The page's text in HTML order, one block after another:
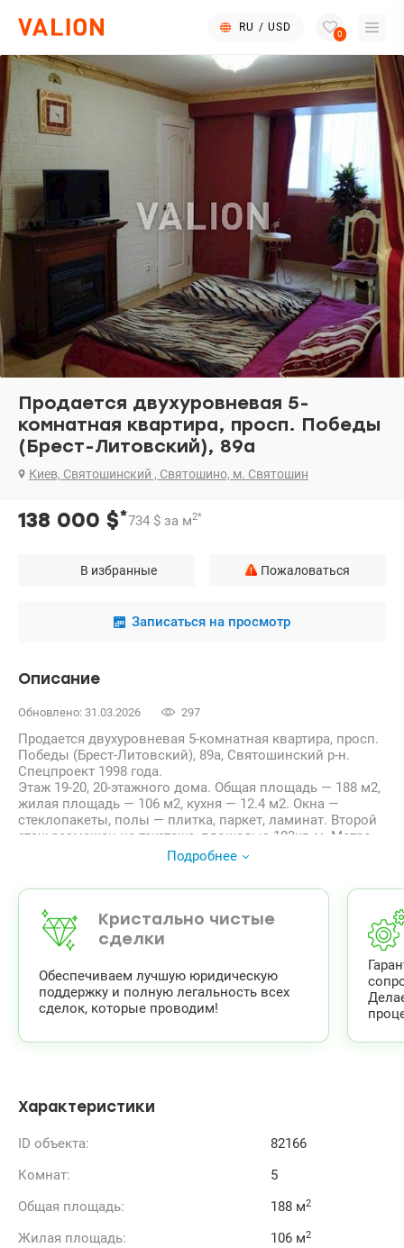
RU / USD
0
Продается двухуровневая 5-
комнатная квартира, просп. Победы
(Брест-Литовский), 89а
Киев, Святошинский , Святошино, м. Святошин
138 000 $*734 $ за м2*
В избранные Пожаловаться
Записаться на просмотр
Описание
Обновлено: 31.03.2026 297
Продается двухуровневая 5-комнатная квартира, просп.
Победы (Брест-Литовский), 89а, Святошинский р-н.
Спецпроект 1998 года.
Этаж 19-20, 20-этажного дома. Общая площадь — 188 м2,
жилая площадь — 106 м2, кухня — 12.4 м2. Окна —
стеклопакеты, полы — плитка, паркет, ламинат. Второй
этаж размещен на техэтаже, площадью 103кв.м. Метро
Святошино — 1мин. ходьбы. Рядом с домом
ресторан японской кухни, остановка транспорта.
Подробнее
Кристально чистые
сделки
Обеспечиваем лучшую юридическую
поддержку и полную легальность всех
сделок, которые проводим!
Характеристики
ID объекта:
82166
Комнат:
5
Общая площадь:
188 м2
Жилая площадь: 106 м2